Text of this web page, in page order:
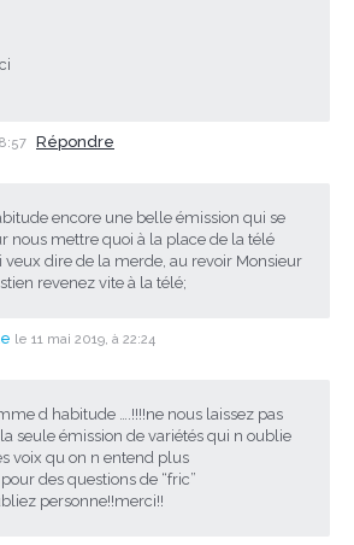
Répondre
encore une belle émission qui se
nous mettre quoi à la place de la télé
veux dire de la merde, au revoir Monsieur
revenez vite à la télé;
le 11 mai 2019, à 22:24
d habitude ….!!!!ne nous laissez pas
seule émission de variétés qui n oublie
voix qu on n entend plus
des questions de “fric”
personne!!merci!!